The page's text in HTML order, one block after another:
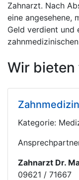
Zahnarzt. Nach
eine angesehene,
Geld verdient und
Wir bieten
Kategorie:
Zahnarzt Dr.
09621 / 71667